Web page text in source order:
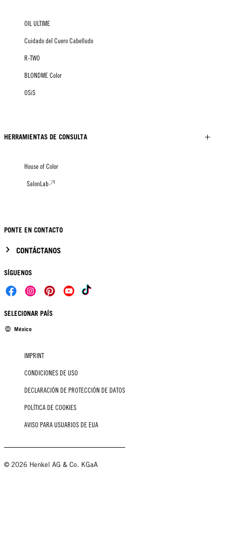
OIL ULTIME
Cuidado del Cuero Cabelludo
R-TWO
BLONDME Color
OSiS
HERRAMIENTAS DE CONSULTA
House of Color
SalonLab
PONTE EN CONTACTO
CONTÁCTANOS
SÍGUENOS
SELECIONAR PAÍS
México
IMPRINT
CONDICIONES DE USO
DECLARACIÓN DE PROTECCIÓN DE DATOS
POLÍTICA DE COOKIES
AVISO PARA USUARIOS DE EUA
© 2026 Henkel AG & Co. KGaA